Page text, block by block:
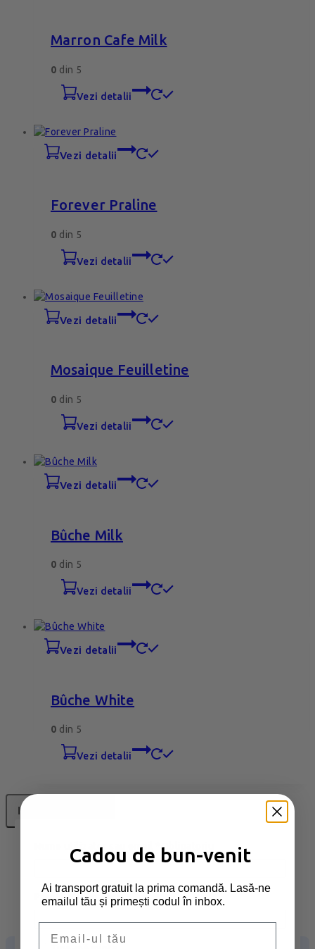
Marron Cafe Milk
0 din 5
vezi detalii
vezi detalii
Forever Praline
0 din 5
vezi detalii
vezi detalii
Mosaique Feuilletine
0 din 5
vezi detalii
vezi detalii
Bûche Milk
0 din 5
vezi detalii
vezi detalii
Bûche White
0 din 5
vezi detalii
Incarca mai multe
Nume utilizator sau email Obligatoriu
Parolă*Obligatoriu
Cadou de bun-venit
Ai transport gratuit la prima comandă. Lasă-ne
emailul tău și primești codul în inbox.